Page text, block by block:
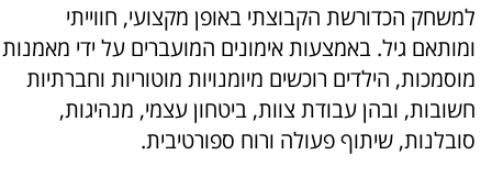
למשחק הכדורשת הקבוצתי באופן מקצועי, חווייתי
ומותאם גיל. באמצעות אימונים המועברים על ידי מאמנות
מוסמכות, הילדים רוכשים מיומנויות מוטוריות וחברתיות
חשובות, ובהן עבודת צוות, ביטחון עצמי, מנהיגות,
סובלנות, שיתוף פעולה ורוח ספורטיבית.